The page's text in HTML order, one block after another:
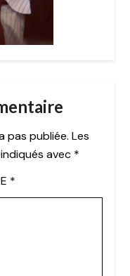
pas publiée. Les
avec *
*